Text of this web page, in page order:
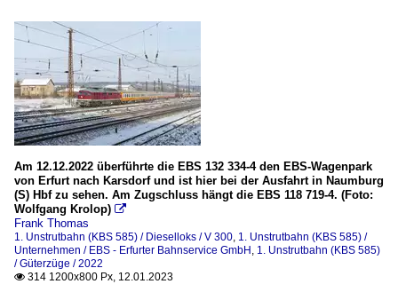
Am 12.12.2022 überführte die EBS 132 334-4 den EBS-Wagenpark
von Erfurt nach Karsdorf und ist hier bei der Ausfahrt in Naumburg
(S) Hbf zu sehen. Am Zugschluss hängt die EBS 118 719-4. (Foto:
Wolfgang Krolop) 
Frank Thomas
1. Unstrutbahn (KBS 585) / Dieselloks / V 300, 1. Unstrutbahn (KBS 585) /
Unternehmen / EBS - Erfurter Bahnservice GmbH, 1. Unstrutbahn (KBS 585)
/ Güterzüge / 2022
 314 1200x800 Px, 12.01.2023